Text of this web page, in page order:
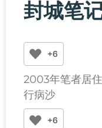
封城笔
+6
2003年笔者居
行病沙
+6